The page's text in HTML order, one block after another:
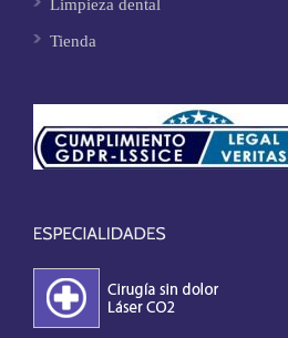
Limpieza dental
Tienda